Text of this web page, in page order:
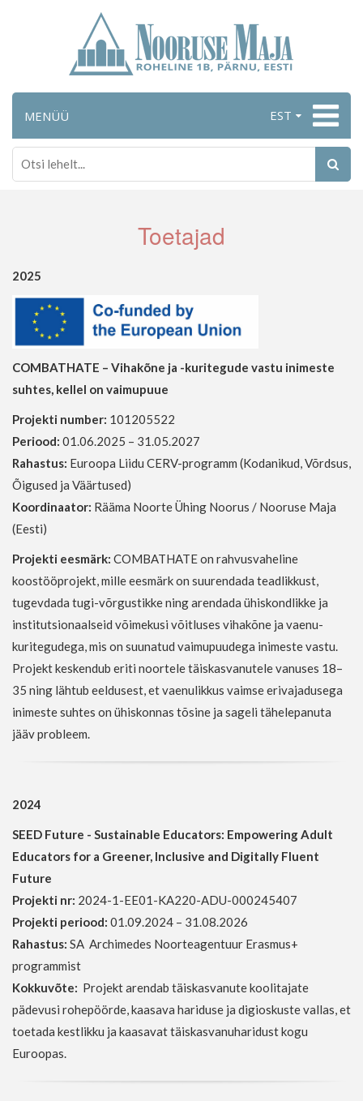
EST
MENÜÜ
Toetajad
2025
COMBATHATE – Vihakõne ja -kuritegude vastu inimeste
suhtes, kellel on vaimupuue
Projekti number: 101205522
Periood: 01.06.2025 – 31.05.2027
Rahastus: Euroopa Liidu CERV-programm (Kodanikud, Võrdsus,
Õigused ja Väärtused)
Koordinaator: Rääma Noorte Ühing Noorus / Nooruse Maja
(Eesti)
Projekti eesmärk: COMBATHATE on rahvusvaheline
koostööprojekt, mille eesmärk on suurendada teadlikkust,
tugevdada tugi-võrgustikke ning arendada ühiskondlikke ja
institutsionaalseid võimekusi võitluses vihakõne ja vaenu-
kuritegudega, mis on suunatud vaimupuudega inimeste vastu.
Projekt keskendub eriti noortele täiskasvanutele vanuses 18–
35 ning lähtub eeldusest, et vaenulikkus vaimse erivajadusega
inimeste suhtes on ühiskonnas tõsine ja sageli tähelepanuta
jääv probleem.
2024
SEED Future - Sustainable Educators: Empowering Adult
Educators for a Greener, Inclusive and Digitally Fluent
Future
Projekti nr: 2024-1-EE01-KA220-ADU-000245407
Projekti periood: 01.09.2024 – 31.08.2026
Rahastus: SA Archimedes Noorteagentuur Erasmus+
programmist
Kokkuvõte: Projekt arendab täiskasvanute koolitajate
pädevusi rohepöörde, kaasava hariduse ja digioskuste vallas, et
toetada kestlikku ja kaasavat täiskasvanuharidust kogu
Euroopas.